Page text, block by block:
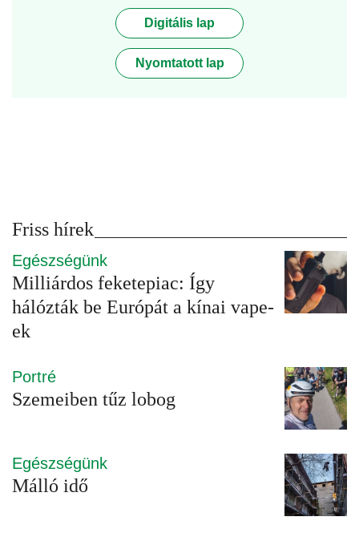
Digitális lap
Nyomtatott lap
Friss hírek
Egészségünk
Milliárdos feketepiac: Így
hálózták be Európát a kínai vape-
ek
Portré
Szemeiben tűz lobog
Egészségünk
Málló idő